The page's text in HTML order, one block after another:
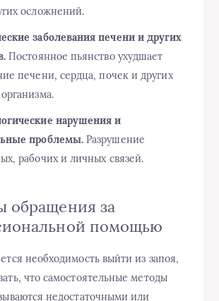
осложнений.
заболевания печени и других
Постоянное пьянство ухудшает
печени, сердца, почек и других
нарушения и
проблемы. Разрушение
рабочих и личных связей.
обращения за
помощью
необходимость выйти из запоя,
что самостоятельные методы
недостаточными или